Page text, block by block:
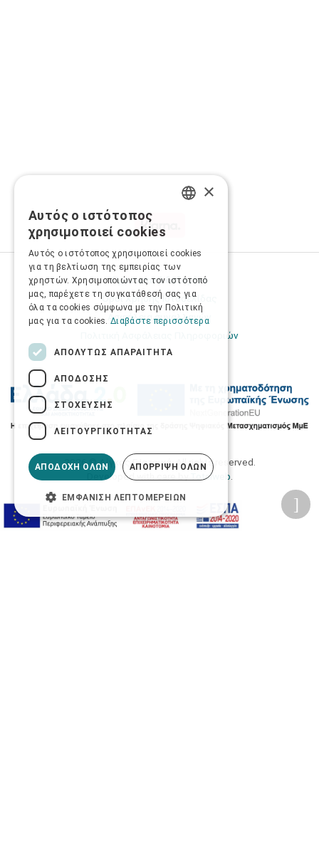
Προσωπικά δεδομένα
Όροι Χρήσης Ιστοσελίδας
Ασφάλεια συναλλαγών
Πολιτική Ασφάλειας Πληροφοριών
2026 © Δίγκας Γ. Ιατρικά. All rights reserved.
Developed with care by
Totalweb
×
Αυτός ο ιστότοπος
χρησιμοποιεί cookies
Αυτός ο ιστότοπος χρησιμοποιεί cookies
για τη βελτίωση της εμπειρίας των
χρηστών. Χρησιμοποιώντας τον ιστότοπό
μας, παρέχετε τη συγκατάθεσή σας για
όλα τα cookies σύμφωνα με την Πολιτική
μας για τα cookies. Διαβάστε περισσότερα
ΑΠΟΛΎΤΩΣ ΑΠΑΡΑΊΤΗΤΑ
ΑΠΌΔΟΣΗΣ
ΣΤΌΧΕΥΣΗΣ
ΛΕΙΤΟΥΡΓΙΚΌΤΗΤΑΣ
ΑΠΟΔΟΧΉ ΌΛΩΝ ΑΠΌΡΡΙΨΗ ΌΛΩΝ
ΕΜΦΆΝΙΣΗ ΛΕΠΤΟΜΕΡΕΙΏΝ